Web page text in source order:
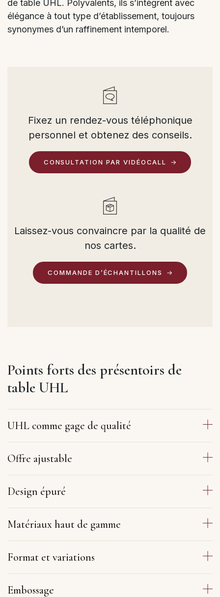
de table UHL. Polyvalents, ils s’intègrent avec
élégance à tout type d’établissement, toujours
synonymes d’un raffinement intemporel.
Fixez un rendez-vous téléphonique
personnel et obtenez des conseils.
CONSULTATION PAR VIDÉOCALL
Laissez-vous convaincre par la qualité de
nos cartes.
COMMANDE D’ÉCHANTILLONS
Points forts des présentoirs de
table UHL
UHL comme gage de qualité
Offre ajustable
Design épuré
Matériaux haut de gamme
Format et variations
Embossage